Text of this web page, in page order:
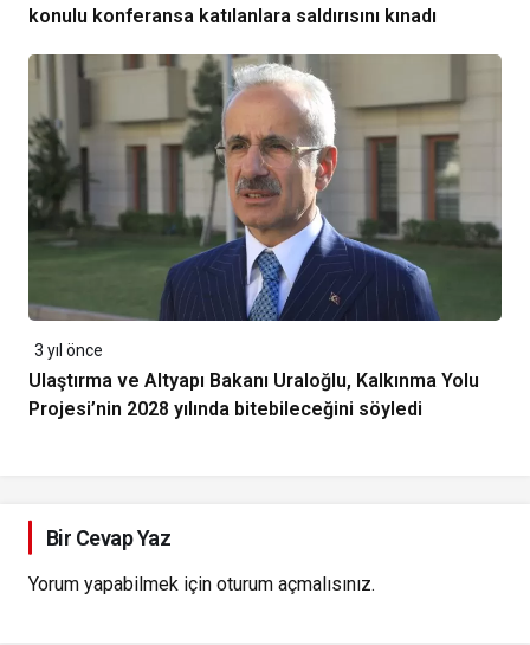
konulu konferansa katılanlara saldırısını kınadı
3 yıl önce
Ulaştırma ve Altyapı Bakanı Uraloğlu, Kalkınma Yolu
Projesi’nin 2028 yılında bitebileceğini söyledi
Bir Cevap Yaz
Yorum yapabilmek için oturum açmalısınız.